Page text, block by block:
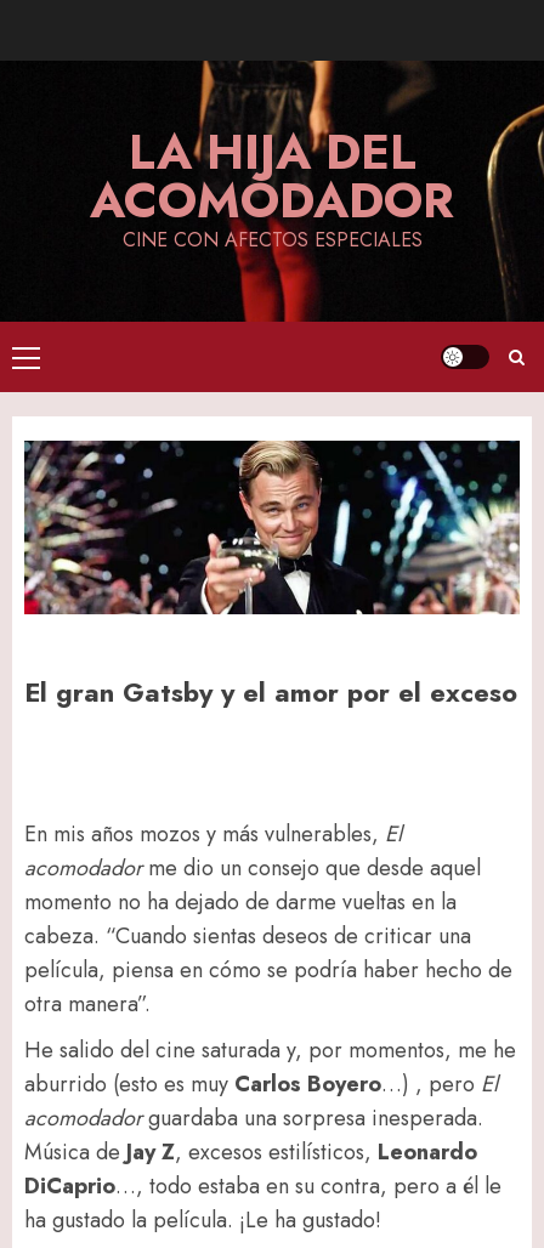
LA HIJA DEL
ACOMODADOR
CINE CON AFECTOS ESPECIALES
Primary
Menu
El gran Gatsby y el amor por el exceso
En mis años mozos y más vulnerables, El
acomodadorme dio un consejo que desde aquel
momento no ha dejado de darme vueltas en la
cabeza. “Cuando sientas deseos de criticar una
película, piensa en cómo se podría haber hecho de
otra manera”.
He salido del cine saturada y, por momentos, me he
aburrido (esto es muy Carlos Boyero…) , pero El
acomodadorguardaba una sorpresa inesperada.
Música de Jay Z, excesos estilísticos, Leonardo
DiCaprio…, todo estaba en su contra, pero a él le
ha gustado la película. ¡Le ha gustado!